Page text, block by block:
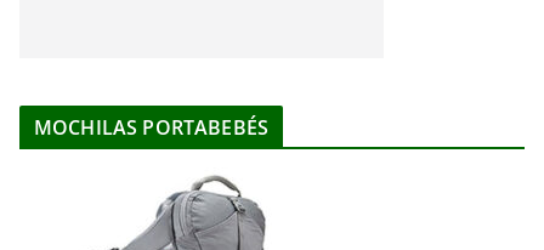
MOCHILAS PORTABEBÉS